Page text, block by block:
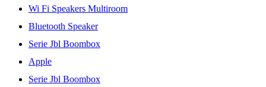
Wi Fi Speakers Multiroom
Bluetooth Speaker
Serie Jbl Boombox
Apple
Serie Jbl Boombox